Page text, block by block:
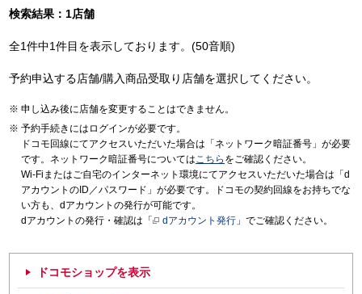
検索結果：1店舗
全1件中1件目を表示しております。(50音順)
予約申込する店舗/購入商品受取り店舗を選択してください。
申し込み後に店舗を変更することはできません。
予約手続きにはログインが必要です。
ドコモ回線にてアクセスいただいた場合は「ネットワーク暗証番号」が必要
です。ネットワーク暗証番号についてはこちら をご確認ください。
Wi-Fiまたはご自宅のインターネット環境にてアクセスいただいた場合は「d
アカウントのID／パスワード」が必要です。ドコモの契約回線をお持ちでな
い方も、dアカウントの発行が可能です。
dアカウントの発行・確認は「
dアカウント発行 」でご確認ください。
ドコモショップを表示